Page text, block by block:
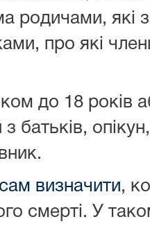
родичами, які
про які
до 18 років
батьків,
визначити,
смерті. У